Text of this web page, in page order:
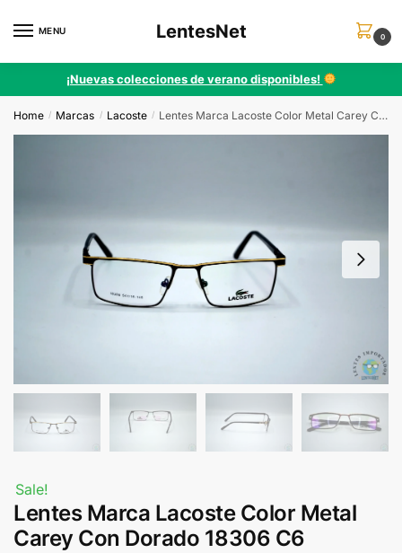
MENU LentesNet 0
¡Nuevas colecciones de verano disponibles!
Home / Marcas / Lacoste / Lentes Marca Lacoste Color Metal Carey Con Dorado 18306 C6
Sale!
Lentes Marca Lacoste Color Metal
Carey Con Dorado 18306 C6